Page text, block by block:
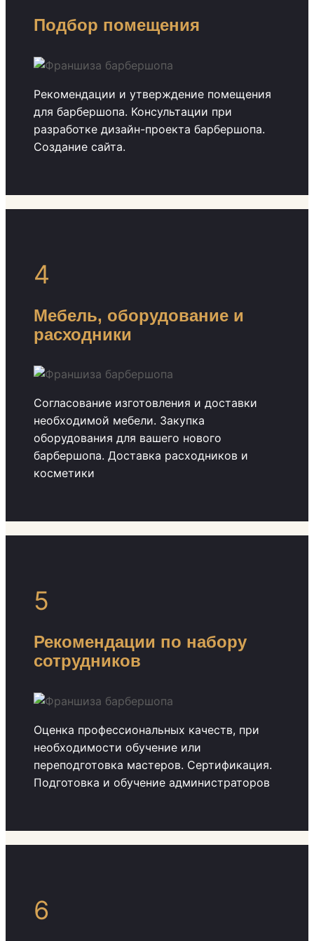
Подбор помещения
Рекомендации и утверждение помещения
для барбершопа. Консультации при
разработке дизайн-проекта барбершопа.
Создание сайта.
4
Мебель, оборудование и
расходники
Согласование изготовления и доставки
необходимой мебели. Закупка
оборудования для вашего нового
барбершопа. Доставка расходников и
косметики
5
Рекомендации по набору
сотрудников
Оценка профессиональных качеств, при
необходимости обучение или
переподготовка мастеров. Сертификация.
Подготовка и обучение администраторов
6